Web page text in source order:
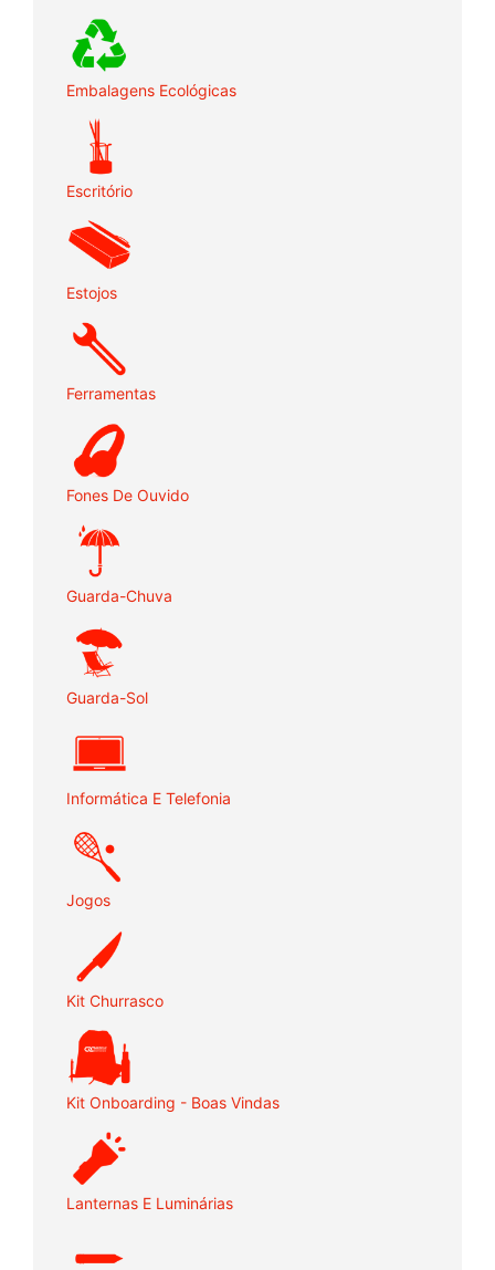
Embalagens Ecológicas
Escritório
Estojos
Ferramentas
Fones De Ouvido
Guarda-Chuva
Guarda-Sol
Informática E Telefonia
Jogos
Kit Churrasco
Kit Onboarding - Boas Vindas
Lanternas E Luminárias